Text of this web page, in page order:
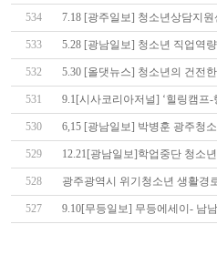
534 7.18 [광주일보] 청소년상담지
533 5.28 [광남일보] 청소년 직업역
532 5.30 [올댓뉴스] 청소년의 건전
531 9.1[시사코리아저널] ‘힐링캠
530 6,15 [광남일보] 박병훈 광주청
529 12.21[광남일보]학업중단 청소
528 광주광역시 위기청소년 생활경
527 9.10[무등일보] 무등에세이- 남